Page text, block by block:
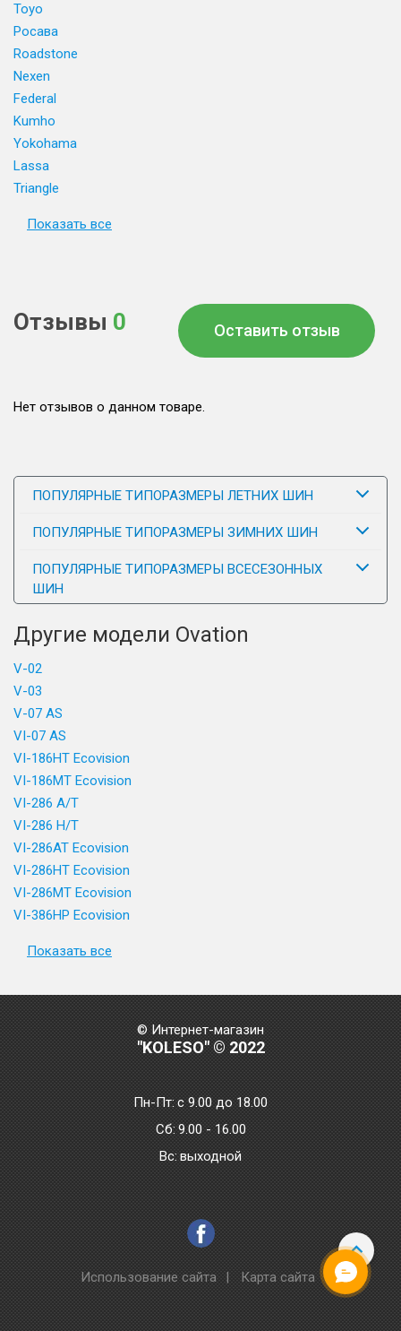
Toyo
Росава
Roadstone
Nexen
Federal
Kumho
Yokohama
Lassa
Triangle
Показать все
Отзывы 0 Оставить отзыв
Нет отзывов о данном товаре.
ПОПУЛЯРНЫЕ ТИПОРАЗМЕРЫ ЛЕТНИХ ШИН
ПОПУЛЯРНЫЕ ТИПОРАЗМЕРЫ ЗИМНИХ ШИН
ПОПУЛЯРНЫЕ ТИПОРАЗМЕРЫ ВСЕСЕЗОННЫХ
ШИН
Другие модели Ovation
V-02
V-03
V-07 AS
VI-07 AS
VI-186HT Ecovision
VI-186MT Ecovision
VI-286 A/T
VI-286 H/T
VI-286AT Ecovision
VI-286HT Ecovision
VI-286MT Ecovision
VI-386HP Ecovision
Показать все
© Интернет-магазин
"KOLESO" © 2022
Пн-Пт:с 9.00 до 18.00
Сб: 9.00 - 16.00
Bc: выходной
Использование сайта | Карта сайта